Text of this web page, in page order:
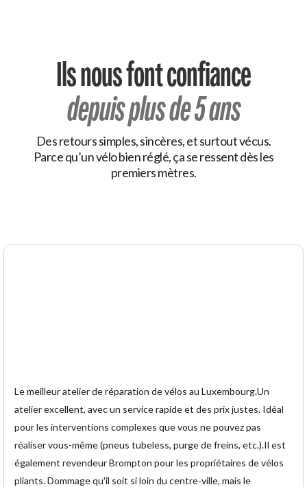
Ils nous font confiance
depuis plus de 5 ans
Des retours simples, sincères, et surtout vécus.
Parce qu’un vélo bien réglé, ça se ressent dès les
premiers mètres.
Le meilleur atelier de réparation de vélos au Luxembourg.Un
atelier excellent, avec un service rapide et des prix justes. Idéal
pour les interventions complexes que vous ne pouvez pas
réaliser vous-même (pneus tubeless, purge de freins, etc.).Il est
également revendeur Brompton pour les propriétaires de vélos
pliants. Dommage qu'il soit si loin du centre-ville, mais le